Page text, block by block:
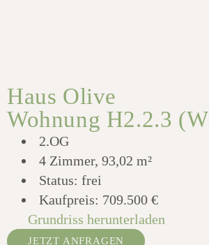
Haus Olive
Wohnung H2.2.3
2.OG
4 Zimmer, 93,02 m²
Status: frei
Kaufpreis: 709.500 €
Grundriss herunterladen
JETZT ANFRAGEN